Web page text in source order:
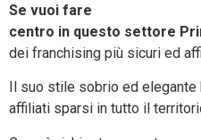
Se vuoi fare
centro in questo settore
dei franchising più sicuri ed
Il suo stile sobrio ed
affiliati sparsi in tutto il